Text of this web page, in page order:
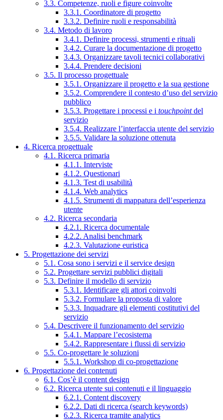
3.3. Competenze, ruoli e figure coinvolte
3.3.1. Coordinatore di progetto
3.3.2. Definire ruoli e responsabilità
3.4. Metodo di lavoro
3.4.1. Definire processi, strumenti e rituali
3.4.2. Curare la documentazione di progetto
3.4.3. Organizzare tavoli tecnici collaborativi
3.4.4. Prendere decisioni
3.5. Il processo progettuale
3.5.1. Organizzare il progetto e la sua gestione
3.5.2. Comprendere il contesto d’uso del servizio
pubblico
3.5.3. Progettare i processi e i touchpointdel
servizio
3.5.4. Realizzare l’interfaccia utente del servizio
3.5.5. Validare la soluzione ottenuta
4. Ricerca progettuale
4.1. Ricerca primaria
4.1.1. Interviste
4.1.2. Questionari
4.1.3. Test di usabilità
4.1.4. Web analytics
4.1.5. Strumenti di mappatura dell’esperienza
utente
4.2. Ricerca secondaria
4.2.1. Ricerca documentale
4.2.2. Analisi benchmark
4.2.3. Valutazione euristica
5. Progettazione dei servizi
5.1. Cosa sono i servizi e il service design
5.2. Progettare servizi pubblici digitali
5.3. Definire il modello di servizio
5.3.1. Identificare gli attori coinvolti
5.3.2. Formulare la proposta di valore
5.3.3. Inquadrare gli elementi costitutivi del
servizio
5.4. Descrivere il funzionamento del servizio
5.4.1. Mappare l’ecosistema
5.4.2. Rappresentare i flussi di servizio
5.5. Co-progettare le soluzioni
5.5.1. Workshop di co-progettazione
6. Progettazione dei contenuti
6.1. Cos’è il content design
6.2. Ricerca utente sui contenuti e il linguaggio
6.2.1. Content discovery
6.2.2. Dati di ricerca (search keywords)
6.2.3. Ricerca tramite analytics